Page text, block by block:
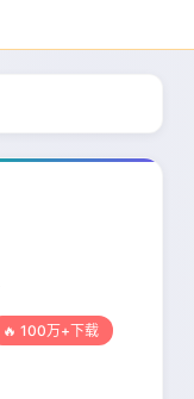
🔥 100万+下载